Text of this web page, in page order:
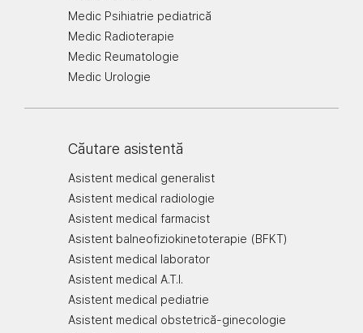
Medic Psihiatrie pediatrică
Medic Radioterapie
Medic Reumatologie
Medic Urologie
Căutare asistentă
Asistent medical generalist
Asistent medical radiologie
Asistent medical farmacist
Asistent balneofiziokinetoterapie (BFKT)
Asistent medical laborator
Asistent medical A.T.I.
Asistent medical pediatrie
Asistent medical obstetrică-ginecologie